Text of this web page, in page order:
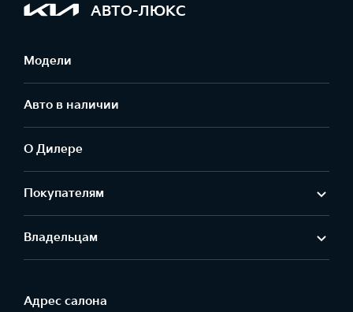
АВТО-ЛЮКС
Модели
Авто в наличии
О Дилере
Покупателям
Владельцам
Адрес салонa